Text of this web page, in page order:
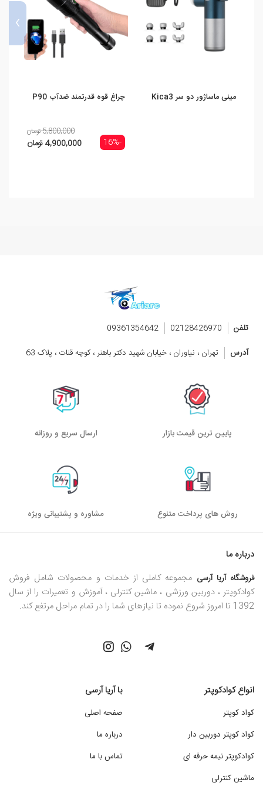
مینی ماساژور دو سر Kica3 چراغ قوه قدرتمند ضدآب P90
-16%
5,800,000 تومان
4,900,000 تومان
›
تلفن 02128426970
09361354642
آدرس
تهران ، نیاوران ، خیابان شهید دکتر باهنر ، کوچه قنات ، پلاک 63
پایین ترین قیمت بازار ارسال سریع و روزانه
روش های پرداخت متنوع مشاوره و پشتیبانی ویژه
درباره ما
فروشگاه آریا آرسی مجموعه کاملی از خدمات و محصولات شامل فروش
کوادکوپتر ، دوربین ورزشی ، ماشین کنترلی ، آموزش و تعمیرات را از سال
1392 تا امروز شروع نموده تا نیازهای شما را در تمام مراحل مرتفع کند.
انواع کوادکوپتر
کواد کوپتر
کواد کوپتر دوربین دار
کوادکوپتر نیمه حرفه ای
ماشین کنترلی
با آریا آرسی
صفحه اصلی
درباره ما
تماس با ما